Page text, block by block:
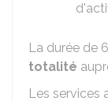
La durée de
totalité
Les services